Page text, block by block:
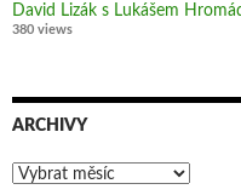
David Lizák s Lukášem
380 views
ARCHIVY
Archivy